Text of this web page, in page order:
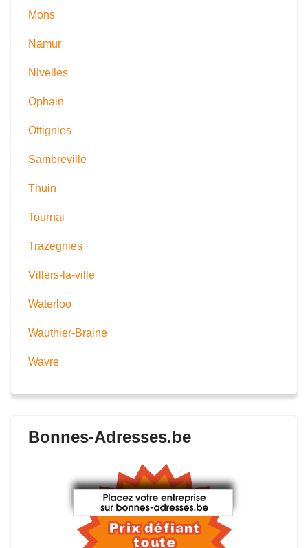
Mons
Namur
Nivelles
Ophain
Ottignies
Sambreville
Thuin
Tournai
Trazegnies
Villers-la-ville
Waterloo
Wauthier-Braine
Wavre
Bonnes-Adresses.be